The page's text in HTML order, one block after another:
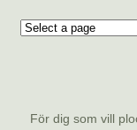
För dig som vill